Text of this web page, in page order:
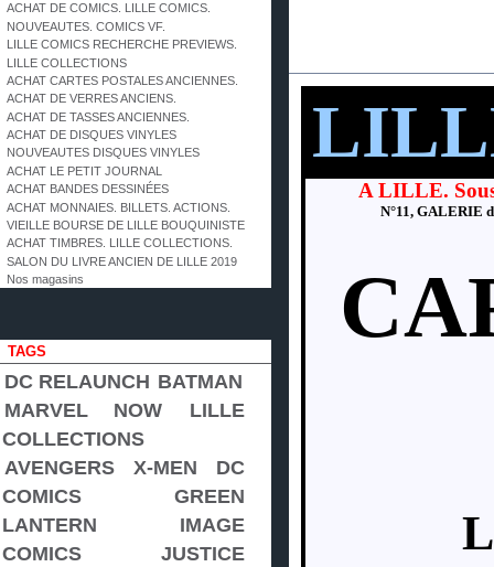
ACHAT DE COMICS. LILLE COMICS.
NOUVEAUTES. COMICS VF.
LILLE COMICS RECHERCHE PREVIEWS.
LILLE COLLECTIONS
ACHAT CARTES POSTALES ANCIENNES.
ACHAT DE VERRES ANCIENS.
ACHAT DE TASSES ANCIENNES.
ACHAT DE DISQUES VINYLES
NOUVEAUTES DISQUES VINYLES
ACHAT LE PETIT JOURNAL
ACHAT BANDES DESSINÉES
ACHAT MONNAIES. BILLETS. ACTIONS.
VIEILLE BOURSE DE LILLE BOUQUINISTE
ACHAT TIMBRES. LILLE COLLECTIONS.
SALON DU LIVRE ANCIEN DE LILLE 2019
Nos magasins
TAGS
DC RELAUNCH BATMAN
MARVEL NOW
LILLE
COLLECTIONS
AVENGERS
X-MEN
DC
COMICS
GREEN
LANTERN
IMAGE
COMICS
JUSTICE
A LILLE.
N°11, GALERIE